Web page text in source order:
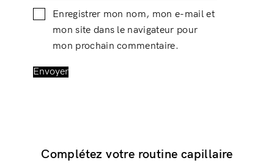
Enregistrer mon nom, mon e-mail et
mon site dans le navigateur pour
mon prochain commentaire.
Complétez votre routine capillaire